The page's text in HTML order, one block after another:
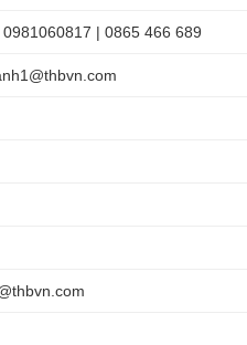
| 0865 466 689